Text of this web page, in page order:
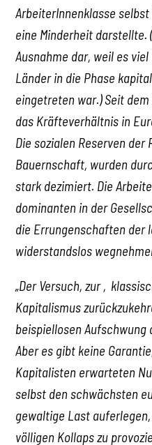
ArbeiterInnenklasse
eine Minderheit
Ausnahme dar, weil es
Länder in die Phase
eingetreten war.) Seit
das Kräfteverhältnis in
Die sozialen Reserven der
Bauernschaft, wurden
stark dezimiert. Die
dominanten in der
die Errungenschaften der
widerstandslos
„Der Versuch, zur
Kapitalismus
beispiellosen Aufschwung
Aber es gibt keine
Kapitalisten erwarteten
selbst den schwächsten
gewaltige Last
völligen Kollaps zu